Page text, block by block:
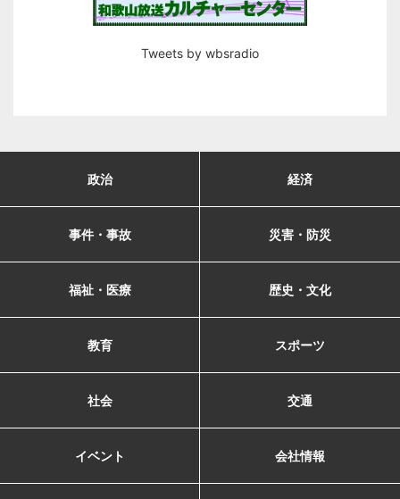
Tweets by wbsradio
政治 経済
事件・事故 災害・防災
福祉・医療 歴史・文化
教育 スポーツ
社会 交通
イベント 会社情報